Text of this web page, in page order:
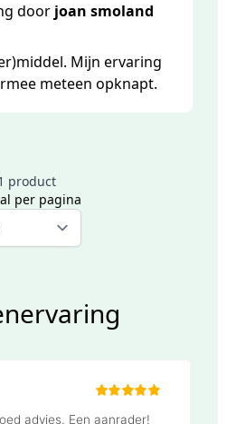
door joan smoland
Mijn ervaring
meteen opknapt.
product
per pagina